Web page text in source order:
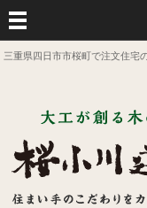
三重県四日市市桜町で注文住宅